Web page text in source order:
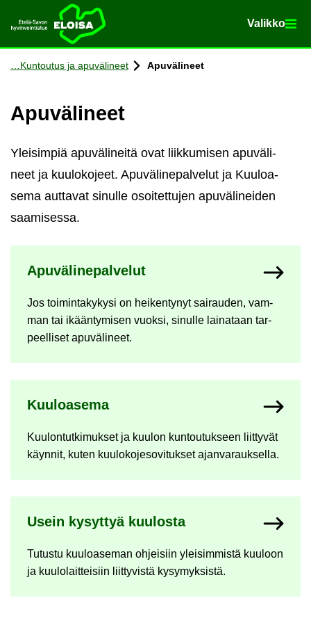
Etusi­vu Va­lik­ko
Va­lik­ko
Siir­ry si­säl­töön
Kun­tou­tus ja apu­vä­li­neet Apu­vä­li­neet
Apu­vä­li­neet
Ylei­sim­piä apu­vä­li­nei­tä ovat liik­ku­mi­sen apu­vä­li­
neet ja kuu­lo­ko­jeet. Apu­vä­li­ne­pal­ve­lut ja Kuu­loa­
se­ma aut­ta­vat si­nul­le osoi­tet­tu­jen apu­vä­li­nei­den
saa­mi­ses­sa.
Apu­vä­li­ne­pal­ve­lut
Jos toi­min­ta­ky­ky­si on hei­ken­ty­nyt sai­rau­den, vam­
man tai ikään­ty­mi­sen vuok­si, si­nul­le lai­na­taan tar­
peel­li­set apu­vä­li­neet.
Kuu­loa­se­ma
Kuu­lon­tut­ki­muk­set ja kuu­lon kun­tou­tuk­seen liit­ty­vät
käyn­nit, kuten kuu­lo­ko­je­so­vi­tuk­set ajan­va­rauk­sel­la.
Usein ky­syt­tyä kuu­los­ta
Tu­tus­tu kuu­loa­se­man oh­jei­siin ylei­sim­mis­tä kuu­loon
ja kuu­lo­lait­tei­siin liit­ty­vis­tä ky­sy­myk­sis­tä.